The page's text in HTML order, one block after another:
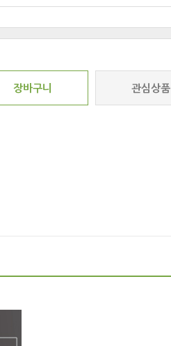
장바구니 관심상품